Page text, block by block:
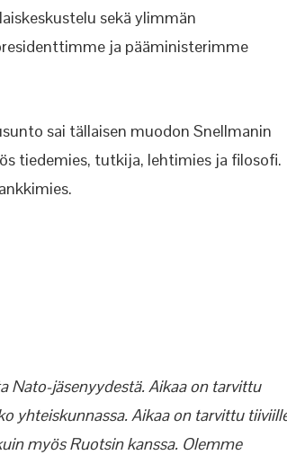
sekä ylimmän
ja pääministerimme
sai tällaisen muodon Snellmanin
tiedemies, tutkija, lehtimies ja filosofi.
Nato-jäsenyydestä. Aikaa on tarvittu
yhteiskunnassa. Aikaa on tarvittu
myös Ruotsin kanssa. Olemme